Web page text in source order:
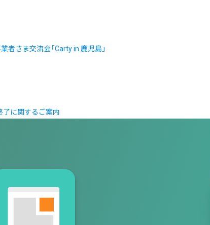
者さま交流会「Carty in 鹿児島」
了に関するご案内